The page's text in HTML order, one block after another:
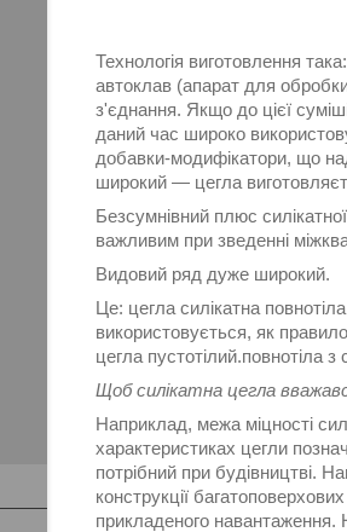
Технологія виготовлення
автоклав (апарат для
з'єднання. Якщо до цієї
даний час широко
добавки-модифікатори, що
широкий — цегла
Безсумнівний плюс
важливим при зведенні
Видовий ряд дуже широкий.
Це: цегла силікатна
використовується, як
цегла пустотілий.повнотіла з
Щоб силікатна цегла
Наприклад, межа міцності
характеристиках цегли
потрібний при будівництві.
конструкції
прикладеного